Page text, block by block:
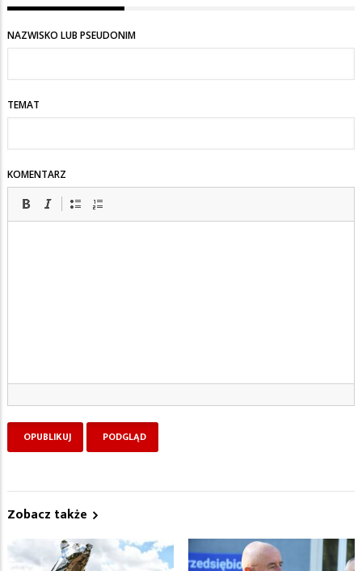
NAZWISKO LUB PSEUDONIM
TEMAT
KOMENTARZ
Zobacz także